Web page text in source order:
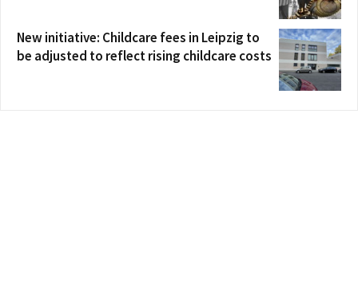
New initiative: Childcare fees in Leipzig to
be adjusted to reflect rising childcare costs